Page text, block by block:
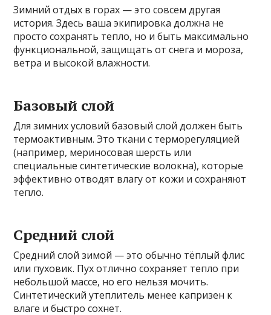
Зимний отдых в горах — это совсем другая
история. Здесь ваша экипировка должна не
просто сохранять тепло, но и быть максимально
функциональной, защищать от снега и мороза,
ветра и высокой влажности.
Базовый слой
Для зимних условий базовый слой должен быть
термоактивным. Это ткани с терморегуляцией
(например, мериносовая шерсть или
специальные синтетические волокна), которые
эффективно отводят влагу от кожи и сохраняют
тепло.
Средний слой
Средний слой зимой — это обычно тёплый флис
или пуховик. Пух отлично сохраняет тепло при
небольшой массе, но его нельзя мочить.
Синтетический утеплитель менее капризен к
влаге и быстро сохнет.